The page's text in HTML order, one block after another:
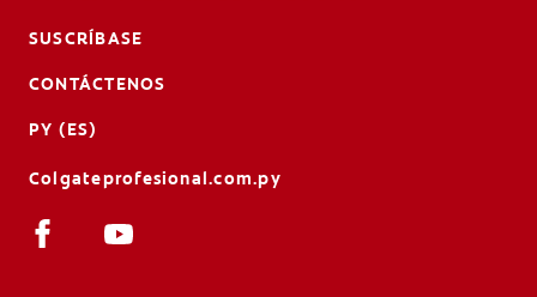
SUSCRÍBASE
CONTÁCTENOS
PY (ES)
Colgateprofesional.com.py